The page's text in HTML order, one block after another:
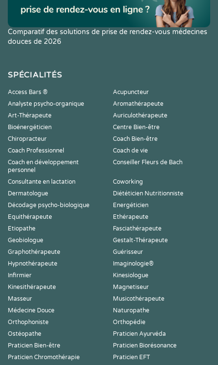
Comparatif des solutions de prise de rendez-vous médecines
douces de 2026
SPÉCIALITÉS
Access Bars ®
Acupuncteur
Analyste psycho-organique
Aromathérapeute
Art-Thérapeute
Auriculothérapeute
Bioénergéticien
Centre Bien-être
Chiropracteur
Coach Bien-être
Coach Professionnel
Coach de vie
Coach en développement
personnel
Conseiller Fleurs de Bach
Consultante en lactation
Coworking
Dermatologue
Diététicien Nutritionniste
Décodage psycho-biologique
Energéticien
Equithérapeute
Ethérapeute
Etiopathe
Fasciathérapeute
Geobiologue
Gestalt-Thérapeute
Graphothérapeute
Guérisseur
Hypnothérapeute
Imaginologie®
Infirmier
Kinesiologue
Kinesithérapeute
Magnetiseur
Masseur
Musicothérapeute
Médecine Douce
Naturopathe
Orthophoniste
Orthopédie
Ostéopathe
Praticien Ayurvéda
Praticien Bien-être
Praticien Biorésonance
Praticien Chromothérapie
Praticien EFT